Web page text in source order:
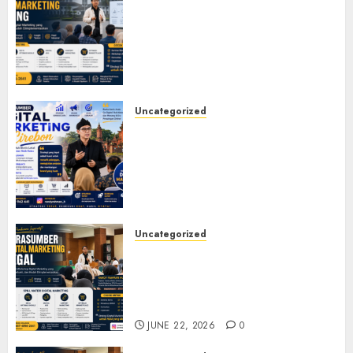
Uncategorized
Uncategorized
JUNE 22, 2026 0